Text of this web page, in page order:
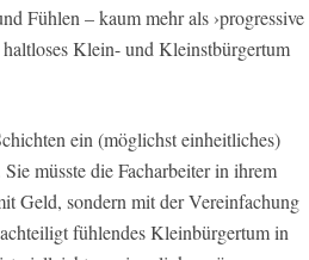
Fühlen – kaum mehr als ›progressive
Klein- und Kleinstbürgertum
ein (möglichst einheitliches)
müsste die Facharbeiter in ihrem
Geld, sondern mit der Vereinfachung
fühlendes Kleinbürgertum in